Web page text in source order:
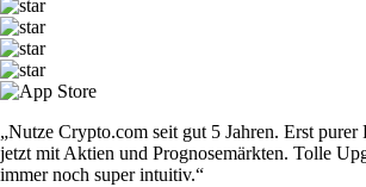
„Nutze Crypto.com seit gut 5 Jahren. Erst
jetzt mit Aktien und Prognosemärkten. Tolle
immer noch super intuitiv.“